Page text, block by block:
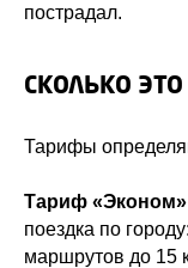
пострадал.
СКОЛЬКО ЭТО
Тарифы
Тариф «Эконом»
поездка по
маршрутов до 15